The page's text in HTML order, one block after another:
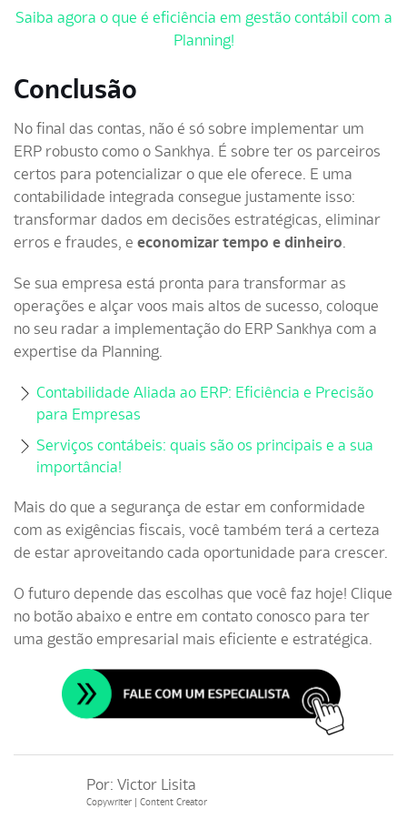
Saiba agora o que é eficiência em gestão contábil com a
Planning!
Conclusão
No final das contas, não é só sobre implementar um
ERP robusto como o Sankhya. É sobre ter os parceiros
certos para potencializar o que ele oferece. E uma
contabilidade integrada consegue justamente isso:
transformar dados em decisões estratégicas, eliminar
erros e fraudes, e economizar tempo e dinheiro
Se sua empresa está pronta para transformar as
operações e alçar voos mais altos de sucesso, coloque
no seu radar a implementação do ERP Sankhya com a
expertise da Planning.
Contabilidade Aliada ao ERP: Eficiência e Precisão
para Empresas
Serviços contábeis: quais são os principais e a sua
importância!
Mais do que a segurança de estar em conformidade
com as exigências fiscais, você também terá a certeza
de estar aproveitando cada oportunidade para crescer.
O futuro depende das escolhas que você faz hoje! Clique
no botão abaixo e entre em contato conosco para ter
uma gestão empresarial mais eficiente e estratégica.
Por: Victor Lisita
Copywriter | Content Creator